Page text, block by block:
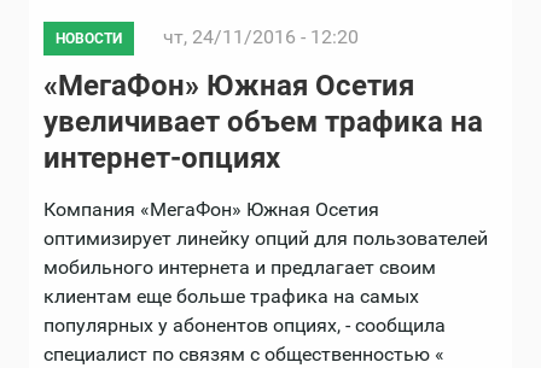
НОВОСТИ чт, 24/11/2016 - 12:20
«МегаФон» Южная Осетия
увеличивает объем трафика на
интернет-опциях
Компания «МегаФон» Южная Осетия
оптимизирует линейку опций для пользователей
мобильного интернета и предлагает своим
клиентам еще больше трафика на самых
популярных у абонентов опциях, - сообщила
специалист по связям с общественностью «